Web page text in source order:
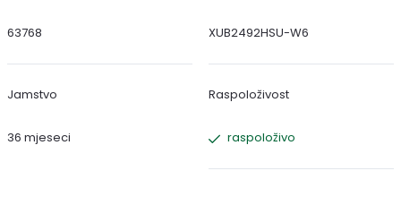
63768 XUB2492HSU-W6
Jamstvo
36 mjeseci
Raspoloživost
raspoloživo